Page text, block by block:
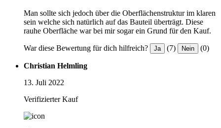
Man sollte sich jedoch über die Oberflächenstruktur im klaren
sein welche sich natürlich auf das Bauteil überträgt. Diese
rauhe Oberfläche war bei mir sogar ein Grund für den Kauf.
War diese Bewertung für dich hilfreich? Ja (7) Nein (0)
Christian Helmling
13. Juli 2022
Verifizierter Kauf